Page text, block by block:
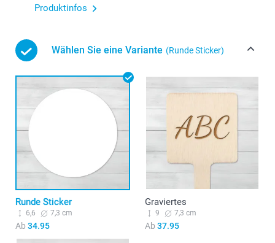
Produktinfos
Wählen Sie eine Variante (Runde Sticker)
Runde Sticker
6,6 7,3 cm
Ab 34.95
Graviertes
9 7,3 cm
Ab 37.95